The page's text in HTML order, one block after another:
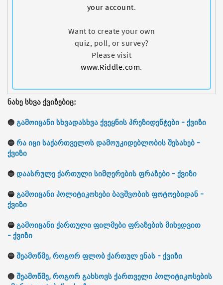
ნახე სხვა ქვიზებიც:
🔵 გამოიცანი სხვადასხვა ქვეყნის პრეზიდენტები - ქვიზი
🔵 რა იცი საქართველოს დამოუკიდებლობის შესახებ -
ქვიზი
🔵 დაასრულე ქართული სიმღერების ფრაზები - ქვიზი
🔵 გამოიცანი პოლიტიკოსები ბავშვობის ფოტოებიდან -
ქვიზი
🔵 გამოიცანი ქართული ფილმები ფრაზების მიხედვით
- ქვიზი
🔵 შეამოწმე, როგორ ფლობ ქართულ ენას - ქვიზი
🔵 შეამოწმე, როგორ გახსოვს ქართველი პოლიტიკოსების